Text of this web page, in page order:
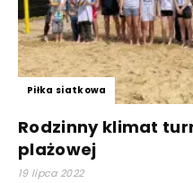
Piłka siatkowa
Rodzinny klimat
plażowej
19 lipca 2022